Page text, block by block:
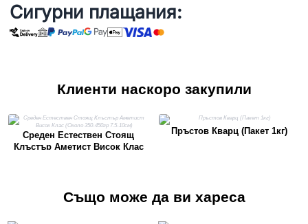
Сигурни плащания:
Клиенти наскоро закупили
Среден Естествен Стоящ
Клъстър Аметист Висок Клас
Пръстов Кварц (Пакет 1кг)
Също може да ви хареса